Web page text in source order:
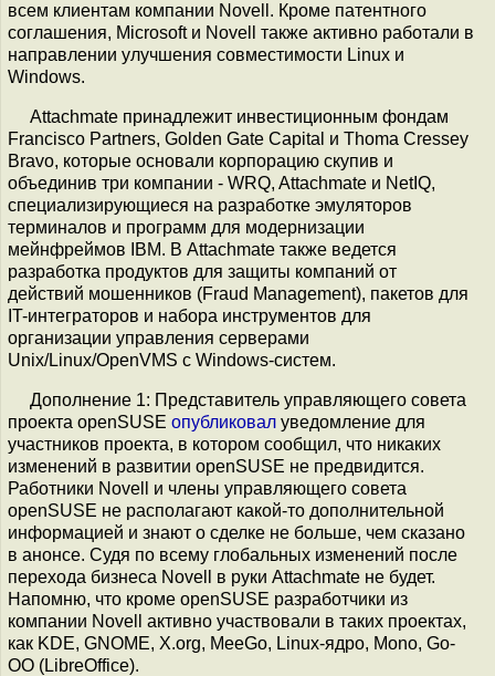
всем клиентам компании Novell. Кроме патентного
соглашения, Microsoft и Novell также активно работали в
направлении улучшения совместимости Linux и
Windows.
Attachmate принадлежит инвестиционным фондам
Francisco Partners, Golden Gate Capital и Thoma Cressey
Bravo, которые основали корпорацию скупив и
объединив три компании - WRQ, Attachmate и NetIQ,
специализирующиеся на разработке эмуляторов
терминалов и программ для модернизации
мейнфреймов IBM. В Attachmate также ведется
разработка продуктов для защиты компаний от
действий мошенников (Fraud Management), пакетов для
IT-интеграторов и набора инструментов для
организации управления серверами
Unix/Linux/OpenVMS с Windows-систем.
Дополнение 1: Представитель управляющего совета
проекта openSUSE опубликовал уведомление для
участников проекта, в котором сообщил, что никаких
изменений в развитии openSUSE не предвидится.
Работники Novell и члены управляющего совета
openSUSE не располагают какой-то дополнительной
информацией и знают о сделке не больше, чем сказано
в анонсе. Судя по всему глобальных изменений после
перехода бизнеса Novell в руки Attachmate не будет.
Напомню, что кроме openSUSE разработчики из
компании Novell активно участвовали в таких проектах,
как KDE, GNOME, X.org, MeeGo, Linux-ядро, Mono, Go-
OO (LibreOffice).